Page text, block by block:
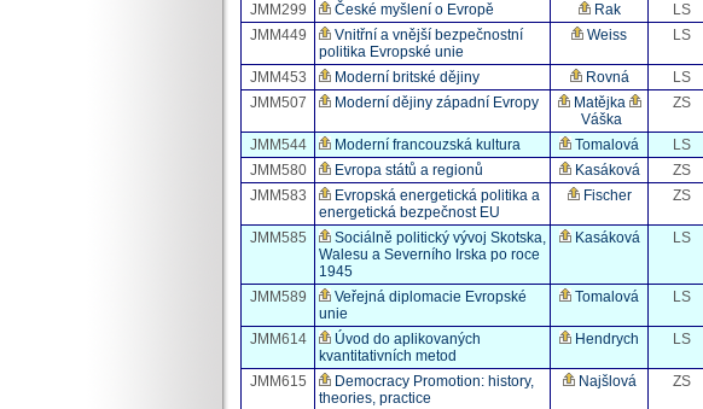
JMM299 České myšlení o Evropě Rak LS
JMM449
Vnitřní a vnější bezpečnostní
politika Evropské unie
Weiss LS
JMM453 Moderní britské dějiny Rovná LS
JMM507
Moderní dějiny západní Evropy
Matějka
Váška
ZS
JMM544 Moderní francouzská kultura Tomalová LS
JMM580
Evropa států a regionů Kasáková ZS
JMM583
Evropská energetická politika a
energetická bezpečnost EU
Fischer ZS
JMM585
Sociálně politický vývoj Skotska,
Walesu a Severního Irska po roce
1945
Kasáková LS
JMM589
Veřejná diplomacie Evropské
unie
Tomalová LS
JMM614
Úvod do aplikovaných
kvantitativních metod
Hendrych LS
JMM615
Democracy Promotion: history,
theories, practice
Najšlová ZS